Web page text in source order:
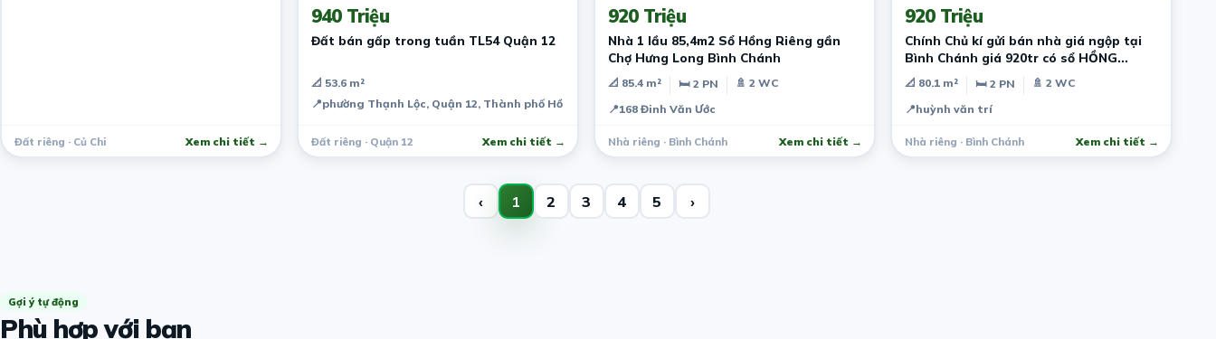
Đất riêng · Củ Chi Xem chi tiết →
940 Triệu
Đất bán gấp trong tuần TL54 Quận 12
📐 53.6 m²
📍phường Thạnh Lộc, Quận 12, Thành phố Hồ Chí Minh, Việt Nam
Đất riêng · Quận 12 Xem chi tiết →
920 Triệu
Nhà 1 lầu 85,4m2 Sổ Hồng Riêng gần
Chợ Hưng Long Bình Chánh
📐 85.4 m² 🛏 2 PN
🚿 2 WC
📍168 Đinh Văn Ước
Nhà riêng · Bình Chánh Xem chi tiết →
920 Triệu
Chính Chủ kí gửi bán nhà giá ngộp tại
Bình Chánh giá 920tr có sổ HỒNG
RIÊNG
📐 80.1 m² 🛏 2 PN
🚿 2 WC
📍huỳnh văn trí
Nhà riêng · Bình Chánh Xem chi tiết →
‹ 1 2 3 4 5 ›
Gợi ý tự động
Phù hợp với bạn